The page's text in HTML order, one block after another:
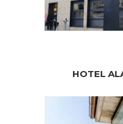
HOTEL